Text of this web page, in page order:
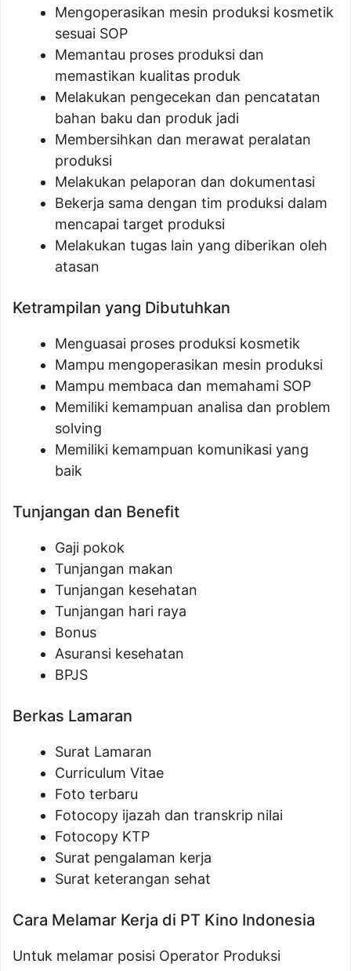
Mengoperasikan mesin produksi kosmetik
sesuai SOP
Memantau proses produksi dan
memastikan kualitas produk
Melakukan pengecekan dan pencatatan
bahan baku dan produk jadi
Membersihkan dan merawat peralatan
produksi
Melakukan pelaporan dan dokumentasi
Bekerja sama dengan tim produksi dalam
mencapai target produksi
Melakukan tugas lain yang diberikan oleh
atasan
Ketrampilan yang Dibutuhkan
Menguasai proses produksi kosmetik
Mampu mengoperasikan mesin produksi
Mampu membaca dan memahami SOP
Memiliki kemampuan analisa dan problem
solving
Memiliki kemampuan komunikasi yang
baik
Tunjangan dan Benefit
Gaji pokok
Tunjangan makan
Tunjangan kesehatan
Tunjangan hari raya
Bonus
Asuransi kesehatan
BPJS
Berkas Lamaran
Surat Lamaran
Curriculum Vitae
Foto terbaru
Fotocopy ijazah dan transkrip nilai
Fotocopy KTP
Surat pengalaman kerja
Surat keterangan sehat
Cara Melamar Kerja di PT Kino Indonesia
Untuk melamar posisi Operator Produksi